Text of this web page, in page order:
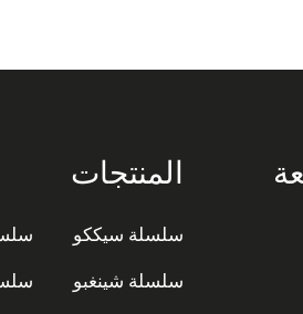
المنتجات
سلسلة سيككو
سلسلة شينغبو